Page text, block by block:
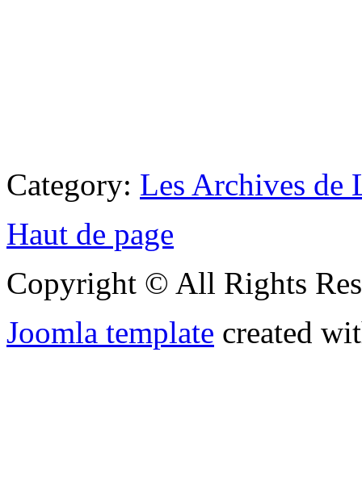
Category: Les Archives de
Haut de page
Copyright © All Rights
Joomla template created